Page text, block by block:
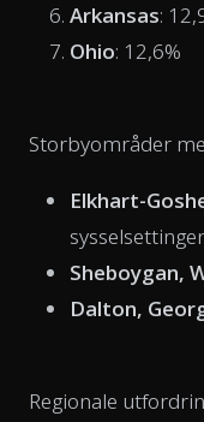
Arkansas:
Ohio: 12,6%
Storbyområder
Elkhart-
Sheboygan,
Dalton,
Regionale